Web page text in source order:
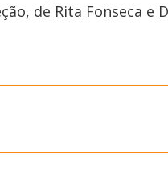
de Rita Fonseca e